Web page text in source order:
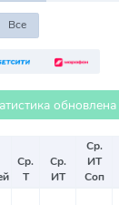
Все
обновлена
Ср.
Т
Ср.
ИТ
Ср.
ИТ
Соп